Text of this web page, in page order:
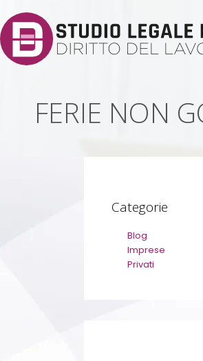
FERIE NON
Categorie
Blog
Imprese
Privati